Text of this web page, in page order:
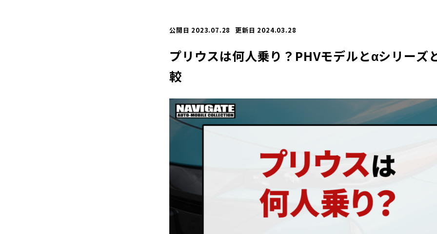
公開日 2023.07.28 更新日 2024.03.28
プリウスは何人乗り？PHVモデルとαシリーズ
較